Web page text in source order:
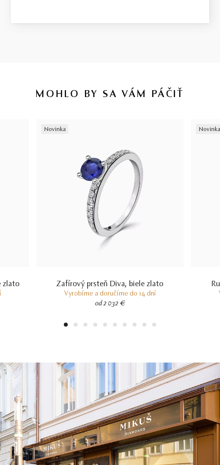
MOHLO BY SA VÁM PÁČIŤ
zlato
Novinka
Zafírový prsteň Diva, biele zlato
Vyrobíme a doručíme do 14 dní
od 2 032 €
Novinka
1 2 3 4 5 6 7 8 9 10